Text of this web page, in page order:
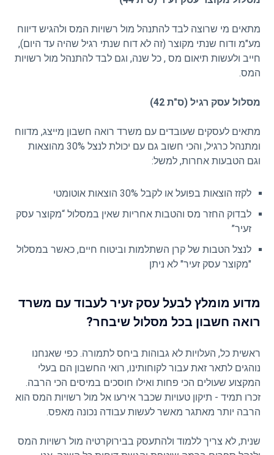
מתאים מי שרוצה לבד להתנהל מול רשויות המס ולהגיש דיווח
מע"מ ודוח שנתי מקוצר (זה לא דוח שנתי רגיל שהיה עד היום),
חייב ולעשות תיאום מס , כל שנה, וגם לבד להתנהל מול רשויות
המס.
מסלול עסק רגיל (ס"ת 42)
מתאים לעסקים שעובדים עם משרד רואה חשבון מייצג, מדווח
ומתנהל כרגיל, והכי חשוב גם עם יכולת לנצל 30% מהוצאות
וגם הטבעות אחרות, למשל:
לקזז הוצאות בפועל או לקבל 30% הוצאות אוטומטי
לבדוק החזר מס והטבות אחריות שאין במסלול “מקוצר עסק
זעיר”
לנצל הטבות של קרן השתלמות וביטוח חיים, כאשר במסלול
"מקוצר עסק זעיר" לא ניתן
מדוע מומלץ לבעל עסק זעיר לעבוד עם משרד
רואה חשבון בכל מסלול שיבחר?
ראשית כל, העלויות לא גבוהות ביחס לתמורה. כפי שאנחנו
נוהגים לתאר זאת עבור לקוחותינו, רואי החשבון הם בעלי
המקצוע שעולים הכי פחות ואילו חוסכים במיסים הכי הרבה.
זכרו תמיד - תיקון טעויות שכבר אירעו אל מול רשויות המס הוא
הרבה יותר מאתגר מאשר לעשות עבודה נכונה מאפס.
שנית, לא צריך ללמוד ולהתעסק בבירוקרטיה מול רשויות המס